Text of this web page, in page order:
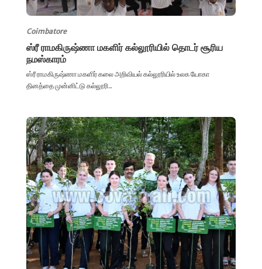
Coimbatore
ஸ்ரீ ராமகிருஷ்ணா மகளிர் கல்லூரியில் தொடர் சூரிய
நமஸ்காரம்
ஸ்ரீ ராமகிருஷ்ணா மகளிர் கலை அறிவியல் கல்லூரியில் உலக யோகா
தினத்தை முன்னிட்டு கல்லூரி...